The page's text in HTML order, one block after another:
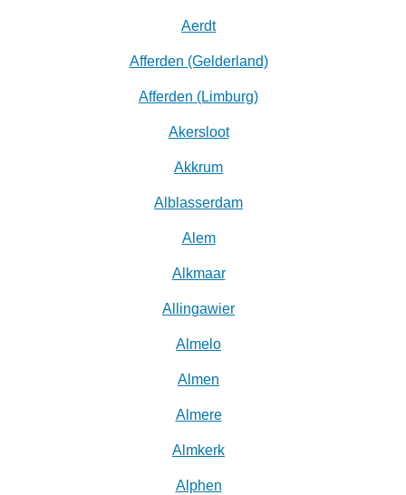
Aerdt
Afferden (Gelderland)
Afferden (Limburg)
Akersloot
Akkrum
Alblasserdam
Alem
Alkmaar
Allingawier
Almelo
Almen
Almere
Almkerk
Alphen